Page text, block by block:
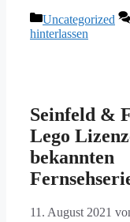
Kategorien
Uncategorized
hinterlassen
Seinfeld &
Lego
bekannten
11. August 2021